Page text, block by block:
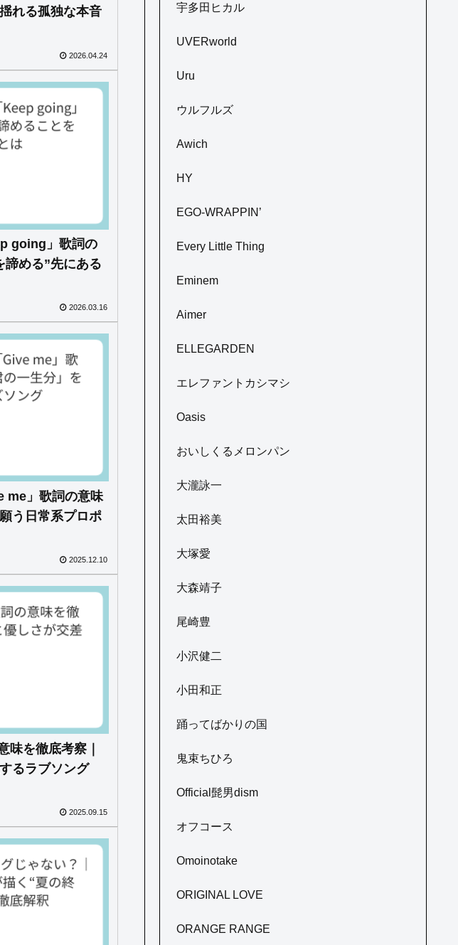
れる孤独な本音
2026.04.24
going」歌詞の
諦める”先にある
2026.03.16
me」歌詞の意味
う日常系プロポ
2025.12.10
味を徹底考察｜
るラブソング
2025.09.15
宇多田ヒカル
UVERworld
Uru
ウルフルズ
Awich
HY
EGO-WRAPPIN’
Every Little Thing
Eminem
Aimer
ELLEGARDEN
エレファントカシマシ
Oasis
おいしくるメロンパン
大瀧詠一
太田裕美
大塚愛
大森靖子
尾崎豊
小沢健二
小田和正
踊ってばかりの国
鬼束ちひろ
Official髭男dism
オフコース
Omoinotake
ORIGINAL LOVE
ORANGE RANGE